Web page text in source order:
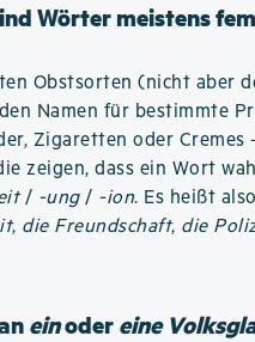
Wörter meistens
Obstsorten (nicht aber
Namen für bestimmte
Zigaretten oder Cremes
zeigen, dass ein Wort
/ -ung/ -ion. Es heißt
, die Freundschaft, die
einodereine